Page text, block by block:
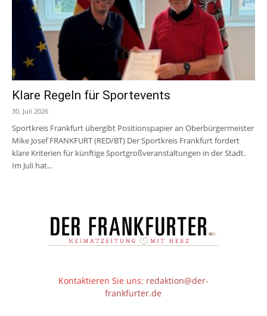
Klare Regeln für Sportevents
30. Juli 2026
Sportkreis Frankfurt übergibt Positionspapier an Oberbürgermeister
Mike Josef FRANKFURT (RED/BT) Der Sportkreis Frankfurt fordert
klare Kriterien für künftige Sportgroßveranstaltungen in der Stadt.
Im Juli hat...
Kontaktieren Sie uns: redaktion@der-
frankfurter.de